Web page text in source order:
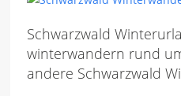
Schwarzwald
winterwandern rund
andere Schwarzwald